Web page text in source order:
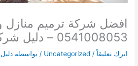
افضل شركة ترميم منازل
0541008053 – دليل شركات الترميم
اترك تعليقاً /
Uncategorized / بواسطة